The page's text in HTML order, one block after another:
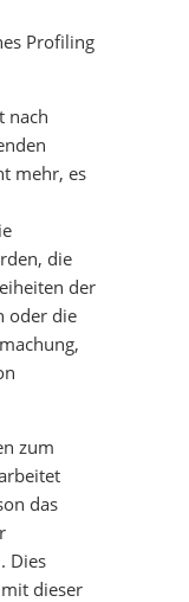
Profiling
nach
mehr, es
die
der
oder die
zum
das
Dies
dieser